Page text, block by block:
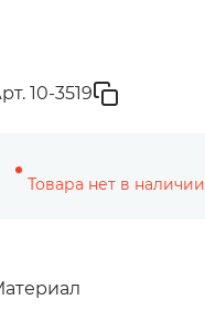
10-3519
Товара нет в наличии